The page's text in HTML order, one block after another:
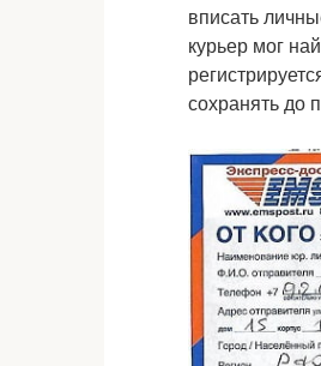
вписать
курьер мог
сохранять до